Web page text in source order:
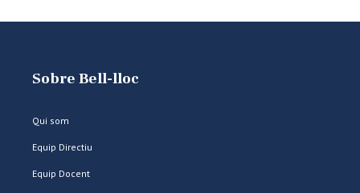
Sobre Bell-lloc
Qui som
Equip Directiu
Equip Docent